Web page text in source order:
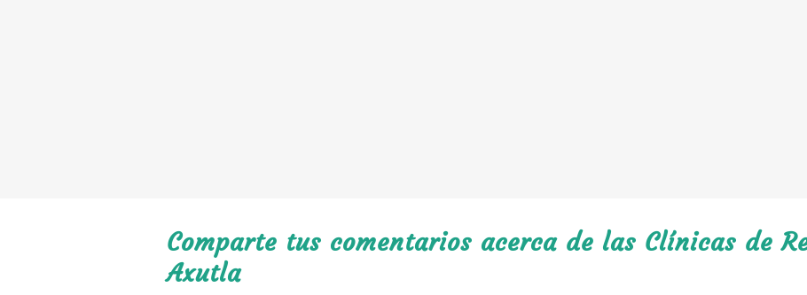
Comparte tus comentarios acerca de las Clínicas de
Axutla